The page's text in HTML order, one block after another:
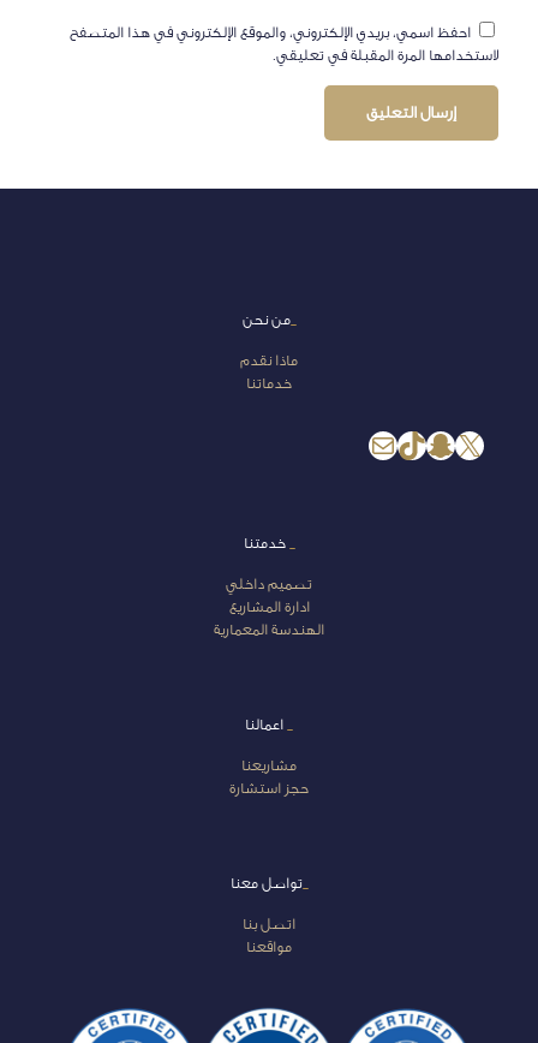
احفظ اسمي، بريدي الإلكتروني، والموقع الإلكتروني في هذا المتصفح
لاستخدامها المرة المقبلة في تعليقي.
_من نحن
ماذا نقدم
خدماتنا
إكس
سناب شاتتيك توكبريد
خدمتنا
تصميم داخلي
ادارة المشاريع
الهندسة المعمارية
اعمالنا
مشاريعنا
حجز استشارة
_تواصل معنا
اتصل بنا
مواقعنا